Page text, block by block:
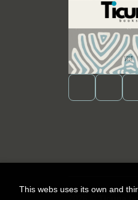
This webs uses its own and